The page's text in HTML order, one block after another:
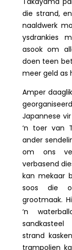
die strand,
naaldwerk
ysdrankies
asook om
doen teen
meer geld as
Amper
Japannese
‘n toer van
ander
om ons
verbasend
kan mekaar
soos die
grootmaak.
‘n
strand
trampolien